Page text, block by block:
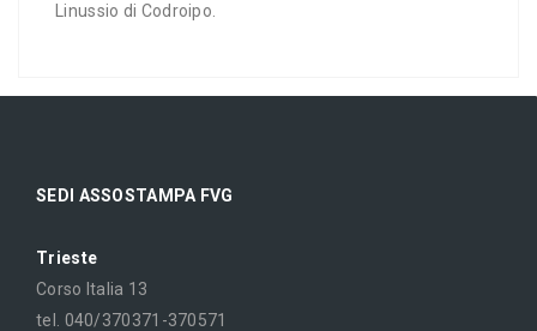
Linussio di Codroipo.
SEDI ASSOSTAMPA FVG
Trieste
Corso Italia 13
tel. 040/370371-370571